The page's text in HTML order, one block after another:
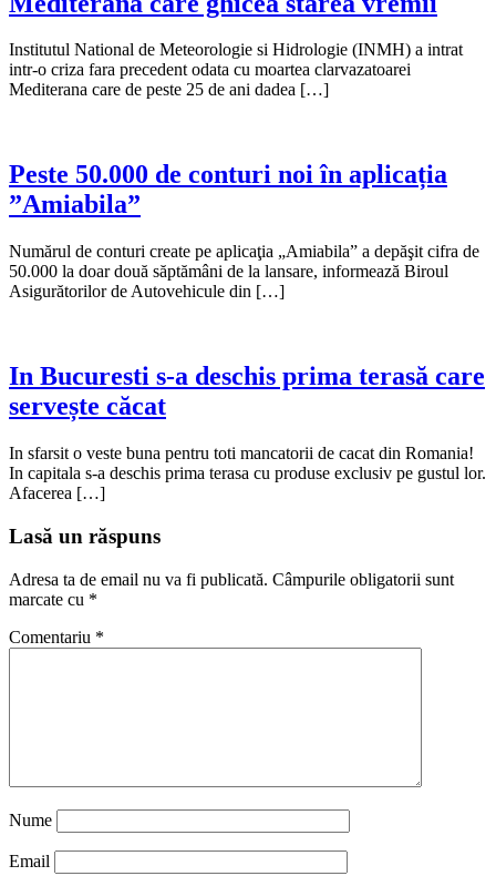
Institutul National de Meteorologie si Hidrologie (INMH) a intrat
intr-o criza fara precedent odata cu moartea clarvazatoarei
Mediterana care de peste 25 de ani dadea […]
Peste 50.000 de conturi noi în aplicația
”Amiabila”
Numărul de conturi create pe aplicaţia „Amiabila” a depăşit cifra de
50.000 la doar două săptămâni de la lansare, informează Biroul
Asigurătorilor de Autovehicule din […]
In Bucuresti s-a deschis prima terasă care
servește căcat
In sfarsit o veste buna pentru toti mancatorii de cacat din Romania!
In capitala s-a deschis prima terasa cu produse exclusiv pe gustul lor.
Afacerea […]
Lasă un răspuns
Adresa ta de email nu va fi publicată. Câmpurile obligatorii sunt
marcate cu *
Comentariu *
Nume
Email